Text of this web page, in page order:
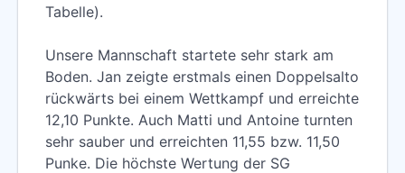
Tabelle).
Unsere Mannschaft startete sehr stark am
Boden. Jan zeigte erstmals einen Doppelsalto
rückwärts bei einem Wettkampf und erreichte
12,10 Punkte. Auch Matti und Antoine turnten
sehr sauber und erreichten 11,55 bzw. 11,50
Punke. Die höchste Wertung der SG